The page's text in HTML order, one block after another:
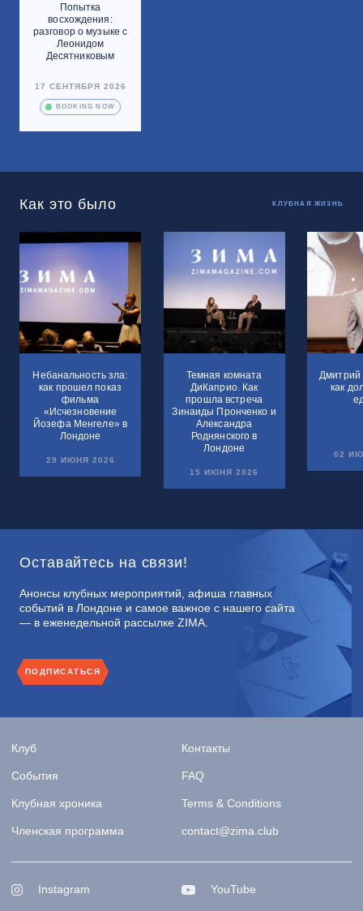
Попытка
восхождения:
разговор о музыке с
Леонидом
Десятниковым
17 СЕНТЯБРЯ 2026
BOOKING NOW
Как это было КЛУБНАЯ ЖИЗНЬ
Небанальность зла:
как прошел показ
фильма
«Исчезновение
Йозефа Менгеле» в
Лондоне
29 ИЮНЯ 2026
Темная комната
ДиКаприо. Как
прошла встреча
Зинаиды Пронченко и
Александра
Роднянского в
Лондоне
15 ИЮНЯ 2026
Дмитрий
как
02
Оставайтесь на связи!
Анонсы клубных мероприятий, афиша главных
событий в Лондоне и самое важное с нашего сайта
— в еженедельной рассылке ZIMA.
ПОДПИСАТЬСЯ
Клуб
События
Клубная хроника
Членская программа
Контакты
FAQ
Terms & Conditions
contact@zima.club
Instagram YouTube